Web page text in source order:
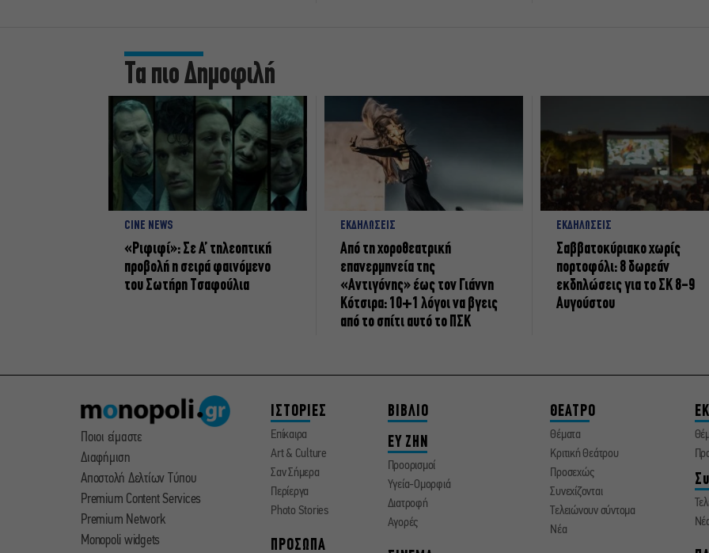
Τα πιο Δημοφιλή
CINE NEWS
«Ριφιφί»: Σε Α’ τηλεοπτική
προβολή η σειρά φαινόμενο
του Σωτήρη Τσαφούλια
ΕΚΔΗΛΩΣΕΙΣ
Από τη χοροθεατρική
επανερμηνεία της
«Αντιγόνης» έως τον Γιάννη
Κότσιρα: 10+1 λόγοι να βγεις
από το σπίτι αυτό το ΠΣΚ
ΕΚΔΗΛΩΣΕΙΣ
Σαββατοκύριακο χωρίς
πορτοφόλι: 8 δωρεάν
εκδηλώσεις για το ΣΚ 8-9
Αυγούστου
Ποιοι είμαστε
Διαφήμιση
Αποστολή Δελτίων Τύπου
Premium Content Services
Premium Network
Monopoli widgets
ΙΣΤΟΡΙΕΣ
Επίκαιρα
Art & Culture
Σαν Σήμερα
Περίεργα
Photo Stories
ΠΡΟΣΩΠΑ
ΒΙΒΛΙΟ
ΕΥ ΖΗΝ
Προορισμοί
Υγεία-Ομορφιά
Διατροφή
Αγορές
ΘΕΑΤΡΟ
Θέματα
Κριτική Θεάτρου
Προσεχώς
Συνεχίζονται
Τελειώνουν σύντομα
Νέα